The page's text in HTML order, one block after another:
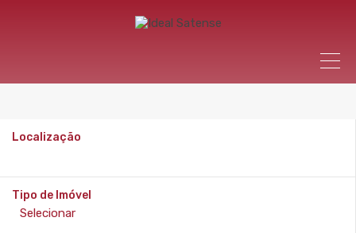
Localização
Tipo de Imóvel